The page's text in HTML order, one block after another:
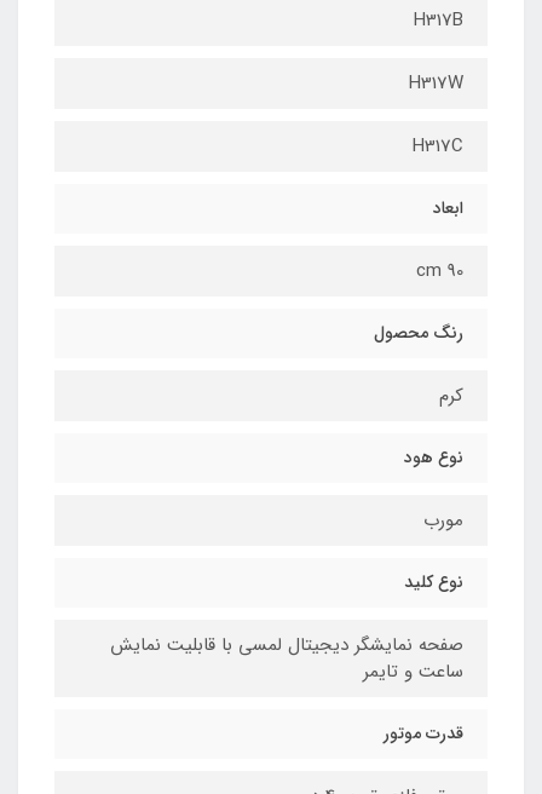
H317B
H317W
H317C
ابعاد
90 cm
رنگ محصول
کرم
نوع هود
مورب
نوع کلید
صفحه نمایشگر دیجیتال لمسی با قابلیت نمایش
ساعت و تایمر
قدرت موتور